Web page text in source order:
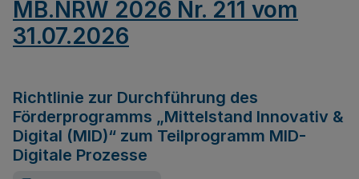
MB.NRW 2026 Nr. 211 vom
31.07.2026
Richtlinie zur Durchführung des
Förderprogramms „Mittelstand Innovativ &
Digital (MID)“ zum Teilprogramm MID-
Digitale Prozesse